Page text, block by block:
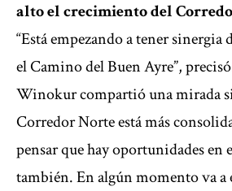
alto el crecimiento del
“Está empezando a tener sinergia
el Camino del Buen Ayre”,
Winokur compartió una mirada
Corredor Norte está más
pensar que hay oportunidades en
también. En algún momento va a